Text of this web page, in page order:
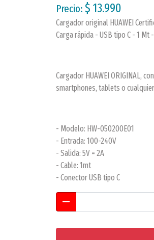
Precio: $ 13.990
Cargador original HUAWEI
Carga rápida - USB tipo C - 1 Mt
Cargador HUAWEI ORIGINAL,
smartphones, tablets o
- Modelo: HW-050200E01
- Entrada: 100-240V
- Salida: 5V = 2A
- Cable: 1mt
- Conector USB tipo C